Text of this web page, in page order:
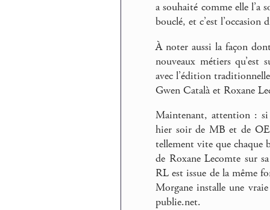
a souhaité comme elle l’a
bouclé, et c’est
À noter aussi la façon
nouveaux métiers qu’est
avec l’édition
Gwen Català et Roxane
Maintenant, attention :
hier soir de MB et de
tellement vite que chaque
de Roxane Lecomte sur
RL est issue de la même
Morgane installe une
publie.net.